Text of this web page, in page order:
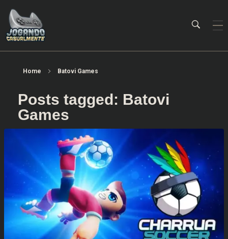
Home Batovi Games
Posts tagged: Batovi
Games